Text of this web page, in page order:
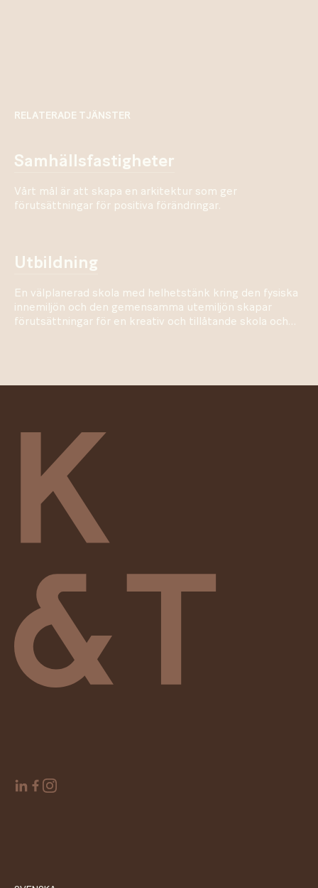
RELATERADE TJÄNSTER
samhällsfastigheter
Vårt mål är att skapa en arkitektur som ger
förutsättningar för positiva förändringar.
utbildning
En välplanerad skola med helhetstänk kring den fysiska
innemiljön och den gemensamma utemiljön skapar
förutsättningar för en kreativ och tillåtande skola och